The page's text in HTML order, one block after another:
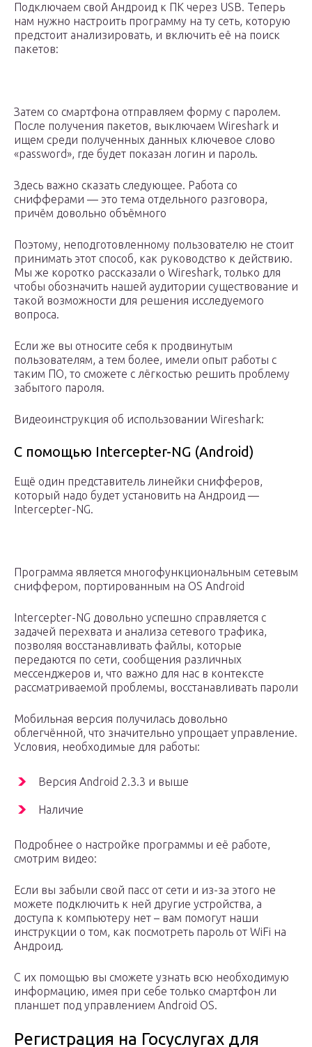
Подключаем свой Андроид к ПК через USB. Теперь
нам нужно настроить программу на ту сеть, которую
предстоит анализировать, и включить её на поиск
пакетов:
Затем со смартфона отправляем форму с паролем.
После получения пакетов, выключаем Wireshark и
ищем среди полученных данных ключевое слово
«password», где будет показан логин и пароль.
Здесь важно сказать следующее. Работа со
снифферами — это тема отдельного разговора,
причём довольно объёмного
Поэтому, неподготовленному пользователю не стоит
принимать этот способ, как руководство к действию.
Мы же коротко рассказали о Wireshark, только для
чтобы обозначить нашей аудитории существование и
такой возможности для решения исследуемого
вопроса.
Если же вы относите себя к продвинутым
пользователям, а тем более, имели опыт работы с
таким ПО, то сможете с лёгкостью решить проблему
забытого пароля.
Видеоинструкция об использовании Wireshark:
С помощью Intercepter-NG (Android)
Ещё один представитель линейки снифферов,
который надо будет установить на Андроид —
Intercepter-NG.
Программа является многофункциональным сетевым
сниффером, портированным на OS Android
Intercepter-NG довольно успешно справляется с
задачей перехвата и анализа сетевого трафика,
позволяя восстанавливать файлы, которые
передаются по сети, сообщения различных
мессенджеров и, что важно для нас в контексте
рассматриваемой проблемы, восстанавливать пароли
Мобильная версия получилась довольно
облегчённой, что значительно упрощает управление.
Условия, необходимые для работы:
Версия Android 2.3.3 и выше
Наличие
Подробнее о настройке программы и её работе,
смотрим видео:
Если вы забыли свой пасс от сети и из-за этого не
можете подключить к ней другие устройства, а
доступа к компьютеру нет – вам помогут наши
инструкции о том, как посмотреть пароль от WiFi на
Андроид.
С их помощью вы сможете узнать всю необходимую
информацию, имея при себе только смартфон ли
планшет под управлением Android OS.
Регистрация на Госуслугах для